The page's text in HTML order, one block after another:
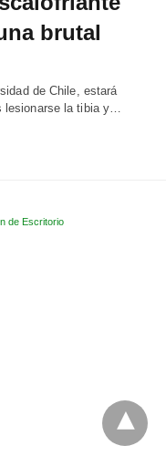
brutal
de Chile, estará
la tibia y…
de Escritorio